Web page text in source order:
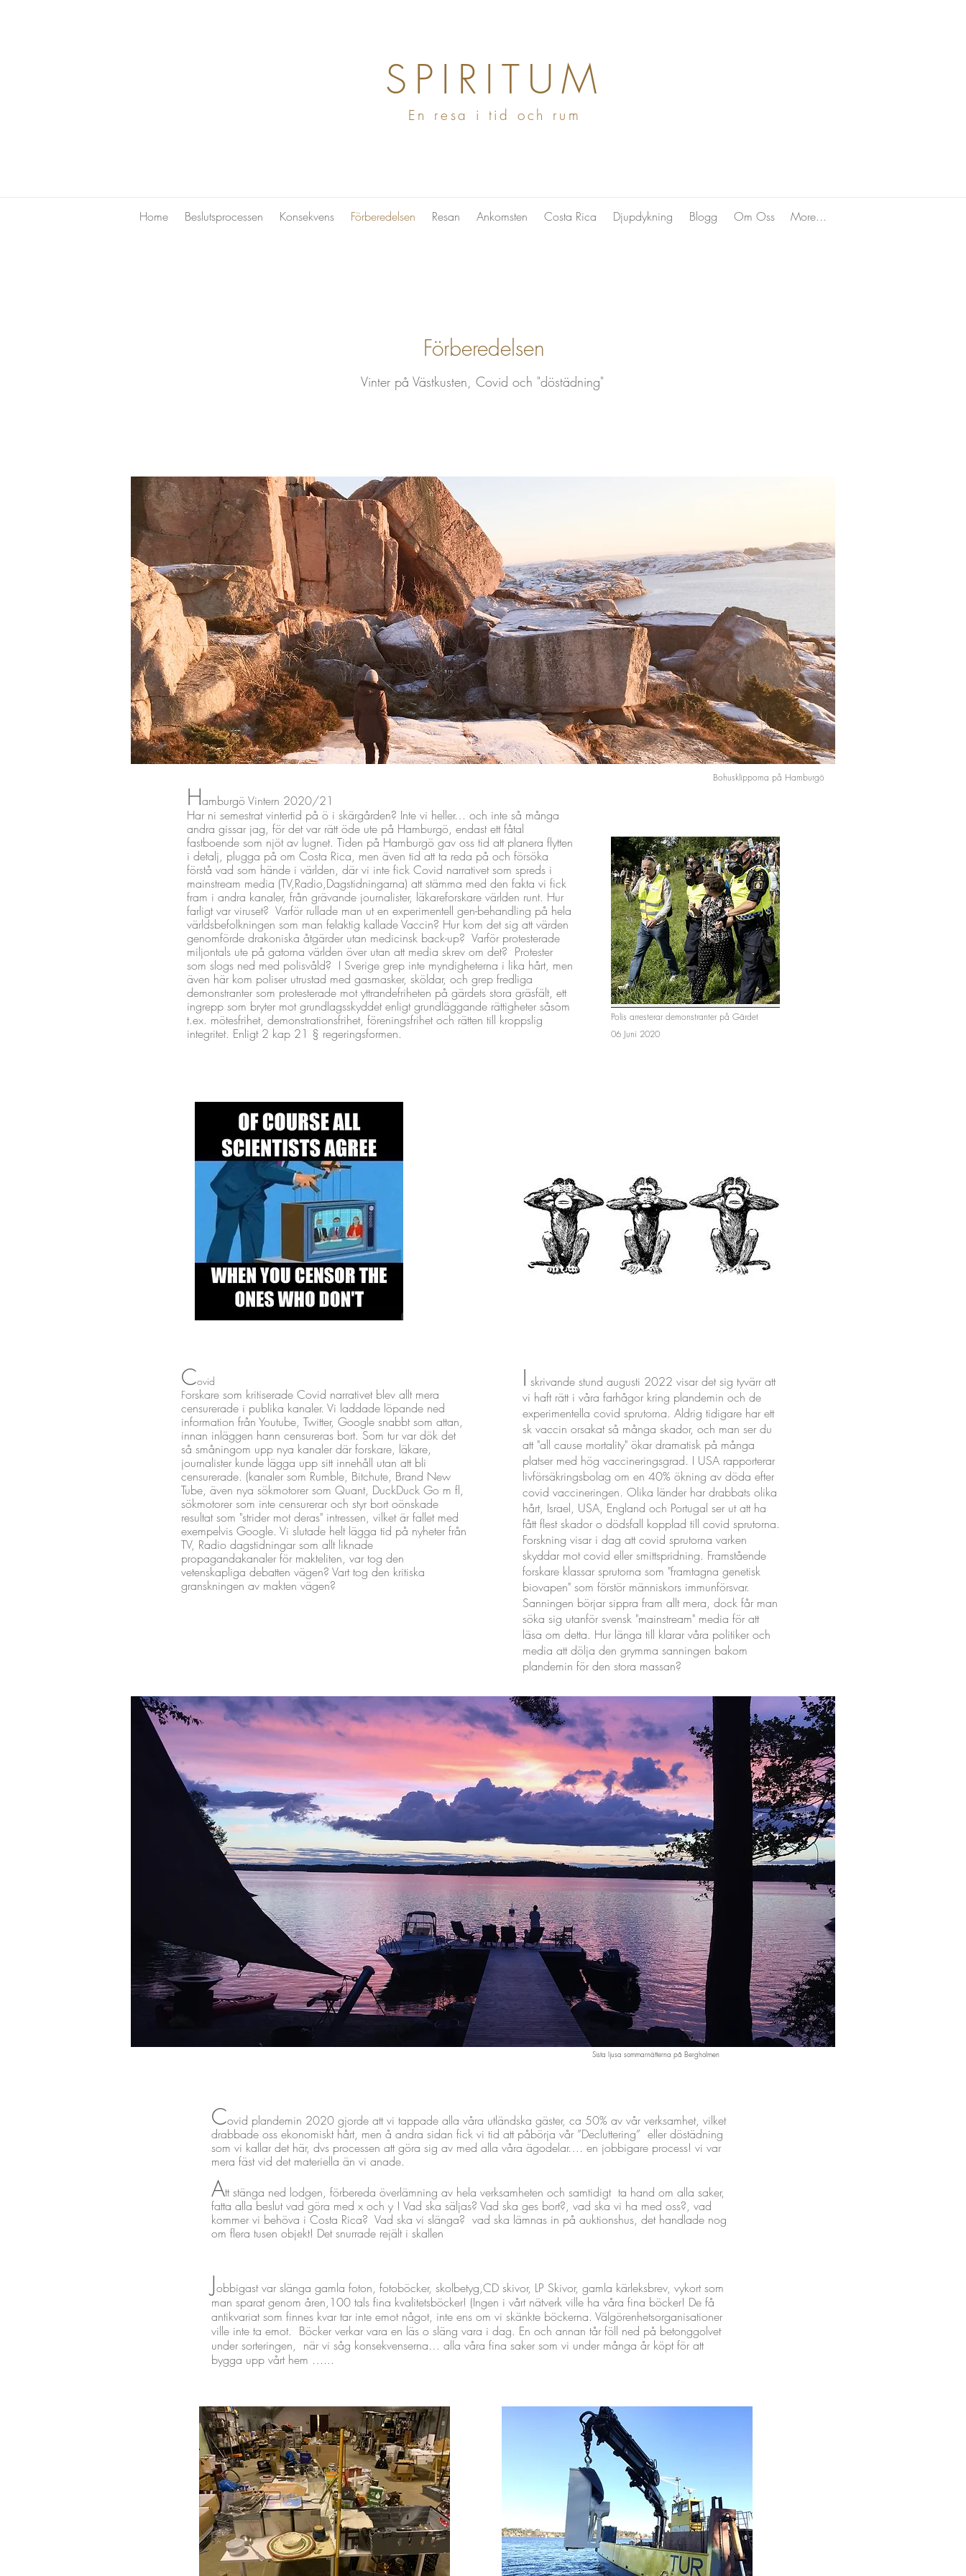
SPIRITUM
En resa i tid och rum
Home Beslutsprocessen Konsekvens Förberedelsen Resan Ankomsten Costa Rica Djupdykning Blogg Om Oss More...
Förberedelsen
Vinter på Västkusten, Covid och "döstädning"
Bohusklipporna på Hamburgö
Hamburgö Vintern 2020/21
Har ni semestrat vintertid på ö i skärgården? Inte vi heller… och inte så många
andra gissar jag, för det var rätt öde ute på Hamburgö, endast ett fåtal
fastboende som njöt av lugnet. Tiden på Hamburgö gav oss tid att planera flytten
i detalj, plugga på om Costa Rica, men även tid att ta reda på och försöka
förstå vad som hände i världen, där vi inte fick Covid narrativet som spreds i
mainstream media (TV,Radio,Dagstidningarna) att stämma med den fakta vi fick
fram i andra kanaler, från grävande journalister, läkareforskare världen runt. Hur
farligt var viruset? Varför rullade man ut en experimentell gen-behandling på hela
världsbefolkningen som man felaktig kallade Vaccin? Hur kom det sig att värden
genomförde drakoniska åtgärder utan medicinsk back-up? Varför protesterade
miljontals ute på gatorna världen över utan att media skrev om det? Protester
som slogs ned med polisvåld? I Sverige grep inte myndigheterna i lika hårt, men
även här kom poliser utrustad med gasmasker, sköldar, och grep fredliga
demonstranter som protesterade mot yttrandefriheten på gärdets stora gräsfält, ett
ingrepp som bryter mot grundlagsskyddet enligt grundläggande rättigheter såsom
t.ex. mötesfrihet, demonstrationsfrihet, föreningsfrihet och rätten till kroppslig
integritet. Enligt 2 kap 21 § regeringsformen.
Polis arresterar demonstranter på Gärdet
06 Juni 2020
Covid
Forskare som kritiserade Covid narrativet blev allt mera
censurerade i publika kanaler. Vi laddade löpande ned
information från Youtube, Twitter, Google snabbt som attan,
innan inläggen hann censureras bort. Som tur var dök det
så småningom upp nya kanaler där forskare, läkare,
journalister kunde lägga upp sitt innehåll utan att bli
censurerade. (kanaler som Rumble, Bitchute, Brand New
Tube, även nya sökmotorer som Quant, DuckDuck Go m fl,
sökmotorer som inte censurerar och styr bort oönskade
resultat som "strider mot deras" intressen, vilket är fallet med
exempelvis Google. Vi slutade helt lägga tid på nyheter från
TV, Radio dagstidningar som allt liknade
propagandakanaler för makteliten, var tog den
vetenskapliga debatten vägen? Vart tog den kritiska
granskningen av makten vägen?
I skrivande stund augusti 2022 visar det sig tyvärr att
vi haft rätt i våra farhågor kring plandemin och de
experimentella covid sprutorna. Aldrig tidigare har ett
sk vaccin orsakat så många skador, och man ser du
att "all cause mortality" ökar dramatisk på många
platser med hög vaccineringsgrad. I USA rapporterar
livförsäkringsbolag om en 40% ökning av döda efter
covid vaccineringen. Olika länder har drabbats olika
hårt, Israel, USA, England och Portugal ser ut att ha
fått flest skador o dödsfall kopplad till covid sprutorna.
Forskning visar i dag att covid sprutorna varken
skyddar mot covid eller smittspridning. Framstående
forskare klassar sprutorna som "framtagna genetisk
biovapen" som förstör människors immunförsvar.
Sanningen börjar sippra fram allt mera, dock får man
söka sig utanför svensk "mainstream" media för att
läsa om detta. Hur länga till klarar våra politiker och
media att dölja den grymma sanningen bakom
plandemin för den stora massan?
Sista ljusa sommarnätterna på Bergholmen
Covid plandemin 2020 gjorde att vi tappade alla våra utländska gäster, ca 50% av vår verksamhet, vilket
drabbade oss ekonomiskt hårt, men å andra sidan fick vi tid att påbörja vår ”Decluttering” eller döstädning
som vi kallar det här, dvs processen att göra sig av med alla våra ägodelar…. en jobbigare process! vi var
mera fäst vid det materiella än vi anade.
Att stänga ned lodgen, förbereda överlämning av hela verksamheten och samtidigt ta hand om alla saker,
fatta alla beslut vad göra med x och y ! Vad ska säljas? Vad ska ges bort?, vad ska vi ha med oss?, vad
kommer vi behöva i Costa Rica? Vad ska vi slänga? vad ska lämnas in på auktionshus, det handlade nog
om flera tusen objekt! Det snurrade rejält i skallen
Jobbigast var slänga gamla foton, fotoböcker, skolbetyg,CD skivor, LP Skivor, gamla kärleksbrev, vykort som
man sparat genom åren,100 tals fina kvalitetsböcker! (Ingen i vårt nätverk ville ha våra fina böcker! De få
antikvariat som finnes kvar tar inte emot något, inte ens om vi skänkte böckerna. Välgörenhetsorganisationer
ville inte ta emot. Böcker verkar vara en läs o släng vara i dag. En och annan tår föll ned på betonggolvet
under sorteringen, när vi såg konsekvenserna… alla våra fina saker som vi under många år köpt för att
bygga upp vårt hem …...